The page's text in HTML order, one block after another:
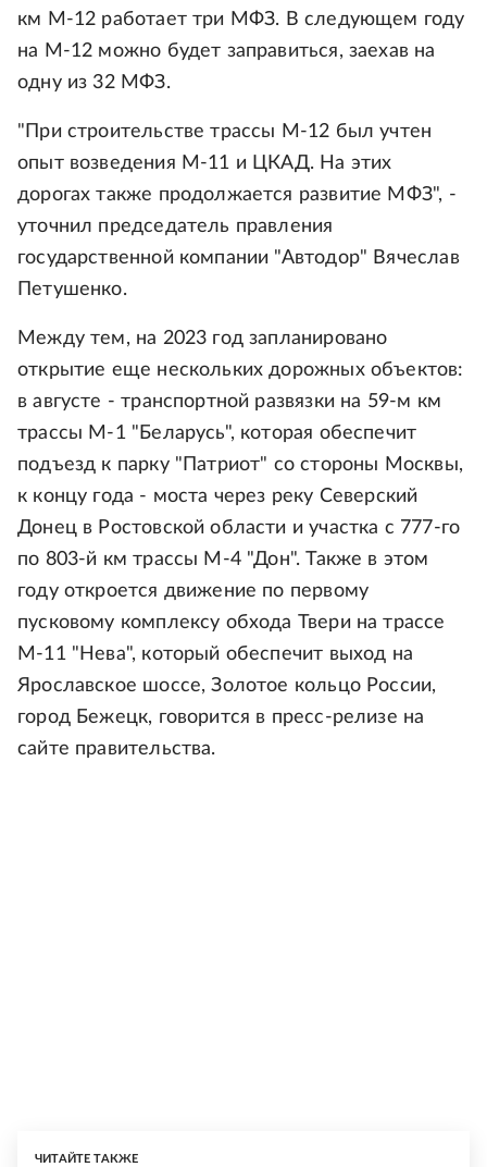
км М-12 работает три МФЗ. В следующем году
на М-12 можно будет заправиться, заехав на
одну из 32 МФЗ.
"При строительстве трассы М-12 был учтен
опыт возведения М-11 и ЦКАД. На этих
дорогах также продолжается развитие МФЗ", -
уточнил председатель правления
государственной компании "Автодор" Вячеслав
Петушенко.
Между тем, на 2023 год запланировано
открытие еще нескольких дорожных объектов:
в августе - транспортной развязки на 59-м км
трассы М-1 "Беларусь", которая обеспечит
подъезд к парку "Патриот" со стороны Москвы,
к концу года - моста через реку Северский
Донец в Ростовской области и участка с 777-го
по 803-й км трассы М-4 "Дон". Также в этом
году откроется движение по первому
пусковому комплексу обхода Твери на трассе
М-11 "Нева", который обеспечит выход на
Ярославское шоссе, Золотое кольцо России,
город Бежецк, говорится в пресс-релизе на
сайте правительства.
ЧИТАЙТЕ ТАКЖЕ